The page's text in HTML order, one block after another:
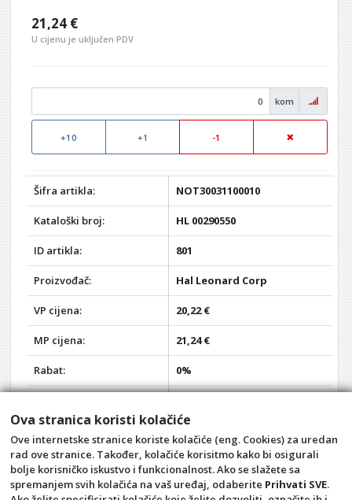
21,24 €
U cijenu je uključen PDV
kom
+10 +1 -1
Šifra artikla: NOT30031100010
Kataloški broj: HL 00290550
ID artikla: 801
Proizvođač: Hal Leonard Corp
VP cijena: 20,22 €
MP cijena: 21,24 €
Rabat: 0%
21,24 €
Akcija: -
Opći uvjeti Pravila privatnosti
Ova stranica koristi kolačiće
Ove internetske stranice koriste kolačiće (eng. Cookies) za uredan
rad ove stranice. Također, kolačiće korisitmo kako bi osigurali
bolje korisničko iskustvo i funkcionalnost. Ako se slažete sa
spremanjem svih kolačića na vaš uređaj, odaberite Prihvati SVE.